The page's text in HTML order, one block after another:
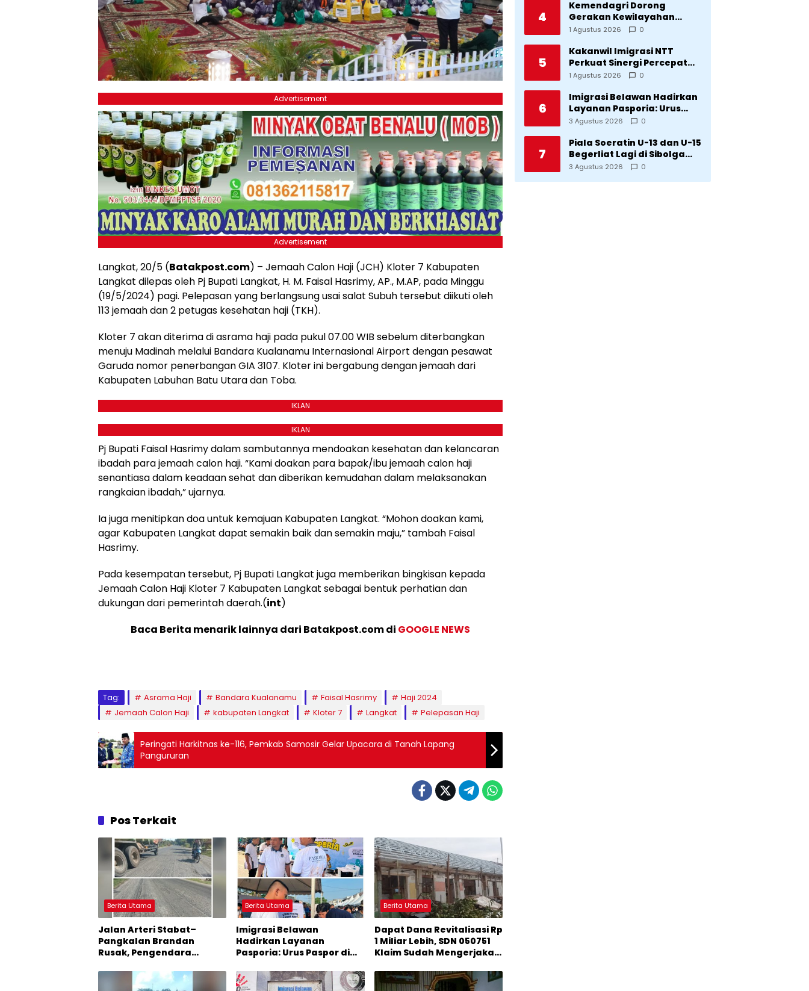
Advertisement
Advertisement
Langkat, 20/5 (Batakpost.com) – Jemaah Calon Haji (JCH) Kloter 7 Kabupaten
Langkat dilepas oleh Pj Bupati Langkat, H. M. Faisal Hasrimy, AP., M.AP, pada Minggu
(19/5/2024) pagi. Pelepasan yang berlangsung usai salat Subuh tersebut diikuti oleh
113 jemaah dan 2 petugas kesehatan haji (TKH).
Kloter 7 akan diterima di asrama haji pada pukul 07.00 WIB sebelum diterbangkan
menuju Madinah melalui Bandara Kualanamu Internasional Airport dengan pesawat
Garuda nomor penerbangan GIA 3107. Kloter ini bergabung dengan jemaah dari
Kabupaten Labuhan Batu Utara dan Toba.
IKLAN
IKLAN
Pj Bupati Faisal Hasrimy dalam sambutannya mendoakan kesehatan dan kelancaran
ibadah para jemaah calon haji. “Kami doakan para bapak/ibu jemaah calon haji
senantiasa dalam keadaan sehat dan diberikan kemudahan dalam melaksanakan
rangkaian ibadah,” ujarnya.
Ia juga menitipkan doa untuk kemajuan Kabupaten Langkat. “Mohon doakan kami,
agar Kabupaten Langkat dapat semakin baik dan semakin maju,” tambah Faisal
Hasrimy.
Pada kesempatan tersebut, Pj Bupati Langkat juga memberikan bingkisan kepada
Jemaah Calon Haji Kloter 7 Kabupaten Langkat sebagai bentuk perhatian dan
dukungan dari pemerintah daerah.(int)
Baca Berita menarik lainnya dari Batakpost.com di GOOGLE NEWS
Tag: Asrama Haji Bandara Kualanamu Faisal Hasrimy
Haji 2024
Jemaah Calon Haji
kabupaten Langkat Kloter 7 Langkat Pelepasan Haji
Peringati Harkitnas ke-116, Pemkab Samosir Gelar Upacara di Tanah Lapang
Pangururan
Pos Terkait
Berita Utama
Jalan Arteri Stabat–
Pangkalan Brandan
Rusak, Pengendara
Berita Utama
Imigrasi Belawan
Hadirkan Layanan
Pasporia: Urus Paspor di
Berita Utama
Dapat Dana Revitalisasi Rp
1 Miliar Lebih, SDN 050751
Klaim Sudah Mengerjakan
4
Kemendagri Dorong
Gerakan Kewilayahan
Lawan Tuberkulosis
1 Agustus 2026 0
5
Kakanwil Imigrasi NTT
Perkuat Sinergi Percepat
Pembentukan Kantor
1 Agustus 2026 0
6
Imigrasi Belawan Hadirkan
Layanan Pasporia: Urus
Paspor di Hari Libur
3 Agustus 2026 0
7
Piala Soeratin U-13 dan U-15
Begerliat Lagi di Sibolga
Setelah Stadion Horas
3 Agustus 2026 0